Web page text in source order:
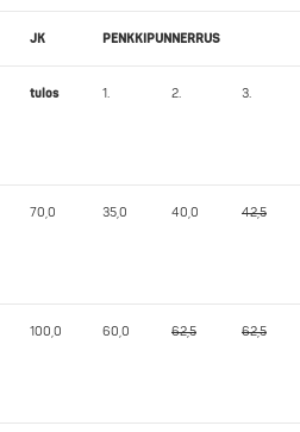
JK PENKKIPUNNERRUS
tulos 1. 2. 3.
70,0 35,0 40,0 42,5
100,0 60,0 62,5 62,5